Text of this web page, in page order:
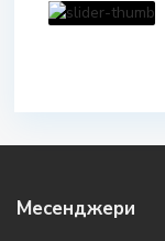
Месенджери